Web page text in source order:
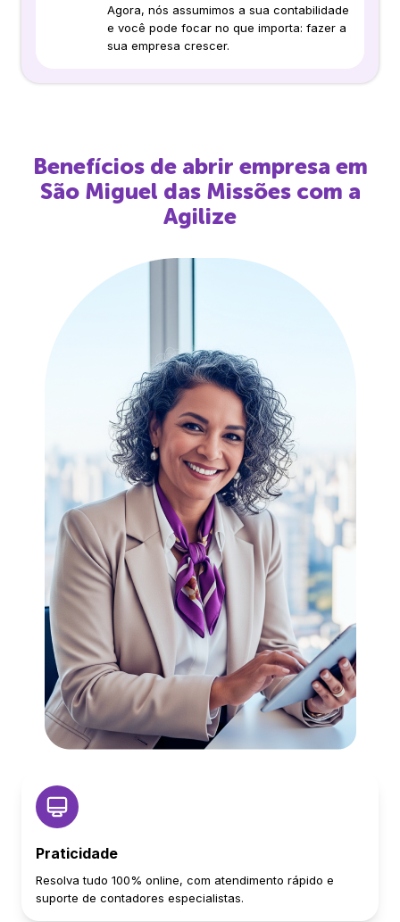
Agora, nós assumimos a sua contabilidade
e você pode focar no que importa: fazer a
sua empresa crescer.
Benefícios de abrir empresa em
São Miguel das Missõescom a
Agilize
Praticidade
Resolva tudo 100% online, com atendimento rápido e
suporte de contadores especialistas.